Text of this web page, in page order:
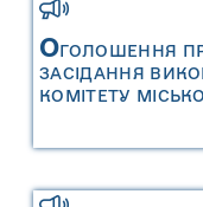
міської
ОГОЛОШЕННЯ
ЗАСІДАННЯ
КОМІТЕТУ